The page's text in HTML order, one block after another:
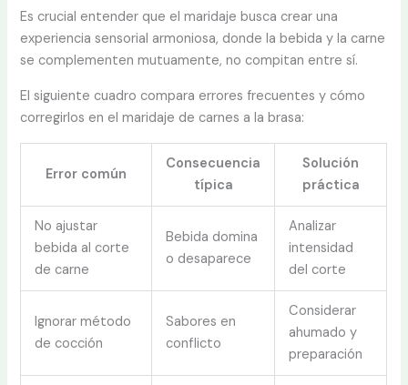
Es crucial entender que el maridaje busca crear una
experiencia sensorial armoniosa, donde la bebida y la carne
se complementen mutuamente, no compitan entre sí.
El siguiente cuadro compara errores frecuentes y cómo
corregirlos en el maridaje de carnes a la brasa:
Error común
Consecuencia
típica
Solución
práctica
No ajustar
bebida al corte
de carne
Bebida domina
o desaparece
Analizar
intensidad
del corte
Ignorar método
de cocción
Sabores en
conflicto
Considerar
ahumado y
preparación